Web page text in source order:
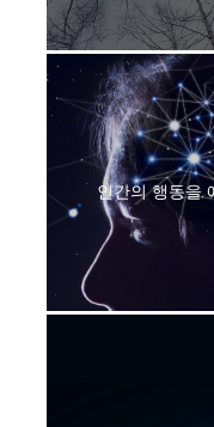
인간의 행동을